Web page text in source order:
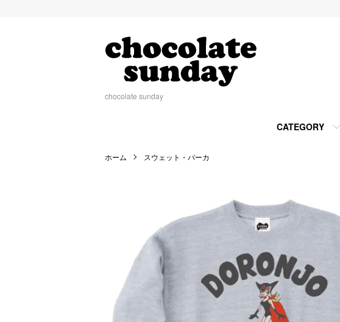
chocolate sunday
CATEGORY
ホーム スウェット・パーカ